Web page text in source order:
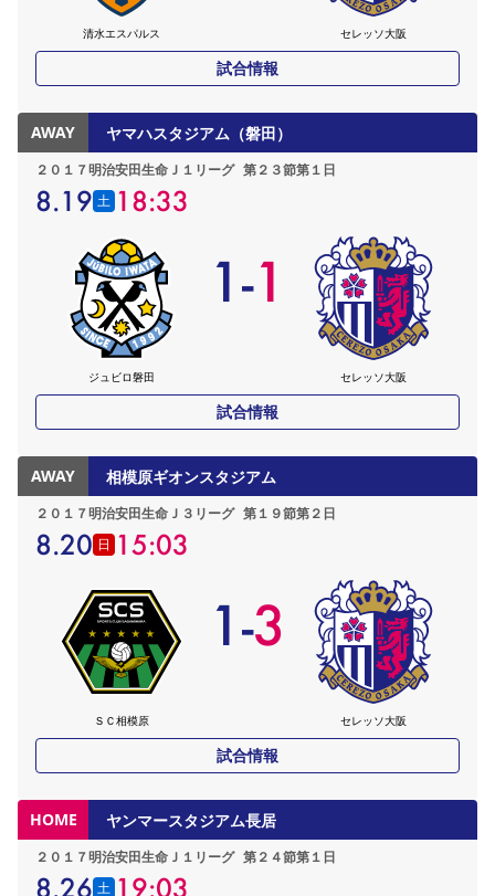
清水エスパルス セレッソ大阪
試合情報
AWAY ヤマハスタジアム（磐田）
２０１７明治安田生命Ｊ１リーグ 第２３節第１日
8.19 土 18:33
ジュビロ磐田
1-1
セレッソ大阪
試合情報
AWAY 相模原ギオンスタジアム
２０１７明治安田生命Ｊ３リーグ 第１９節第２日
8.20 日 15:03
ＳＣ相模原
1-3
セレッソ大阪
試合情報
HOME ヤンマースタジアム長居
２０１７明治安田生命Ｊ１リーグ 第２４節第１日
8.26 土 19:03